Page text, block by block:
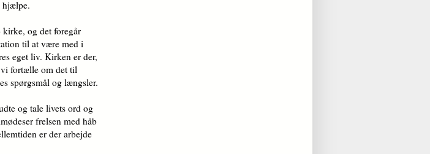
hjælpe.
og det foregår
til at være med i
eget liv. Kirken er der,
fortælle om det til
spørgsmål og længsler.
og tale livets ord og
frelsen med håb
er der arbejde